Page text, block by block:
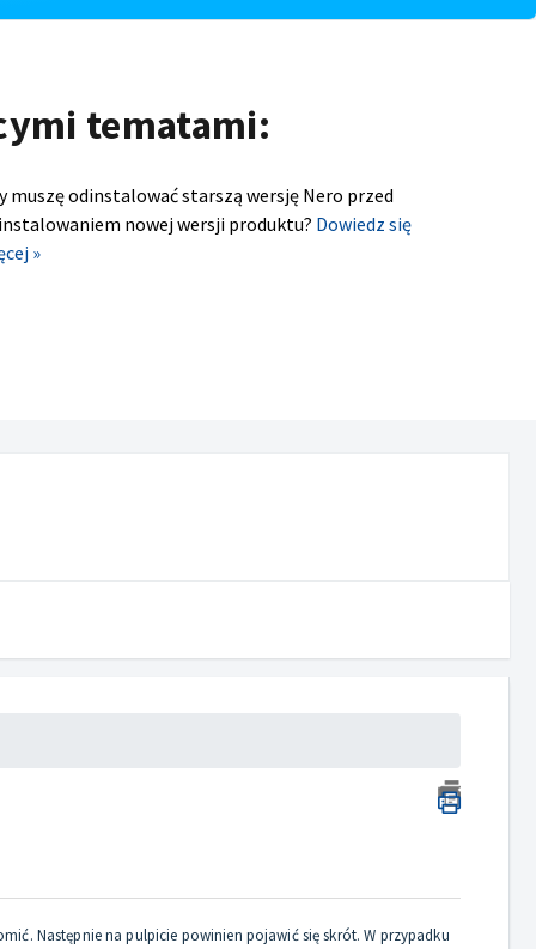
tematami:
muszę odinstalować starszą wersję Nero przed
nowej wersji produktu? Dowiedz się
»
Następnie na pulpicie powinien pojawić się skrót. W przypadku